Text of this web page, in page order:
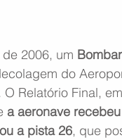
2006, um
do
Relatório Final,
a aeronave
a pista 26, que